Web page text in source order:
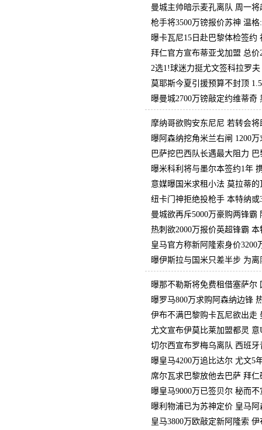
曼城主帅暗示麦孔离队 周一
枪手将3500万镑报价苏神 温
曝卡瓦尼15日赴巴黎体检签约
拜仁官方宣布蒂亚戈加盟 总价
2选1!球迷力挺尤文签科拉罗
莫耶斯今夏引援预算不封顶
曝曼城2700万镑敲定约维蒂奇
摩纳哥欲购安东尼尼 若转会
曝阿森纳挖角米兰右闸 1200
巴萨挖巴西队长遇最大阻力
曝米科利将与墨尔本签约1年
意媒曝国米求租小法 莫拉蒂
纽卡门神拒绝投枪手 本特纳或
曼城欲再斥5000万豪购两锋霸
热刺欲2000万报价英超锋霸
皇马官方称新阿隆索身价3200
曝伊斯拉与国米只差半步 为
曝那不勒斯将免费租借塞萨尔
曝罗马800万求购阿森纳边锋
伊布不满巴黎购卡瓦尼欲出走
尤文宣布伊莫比莱加盟都灵 意
切尔西宣布罗梅乌离队 西班
曝皇马4200万追比达尔 尤文5
席尔瓦求巴黎放他去巴萨 拜
曝皇马9000万已签贝尔 秘而
曝利物浦已为苏神定价 皇马阿
皇马3800万欧敲定新阿隆索